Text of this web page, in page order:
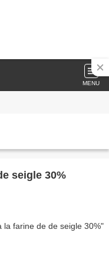
MENU
de de seigle 30%